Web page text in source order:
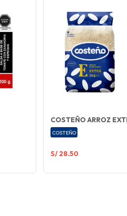
COSTEÑO ARROZ
COSTEÑO
S/ 28.50